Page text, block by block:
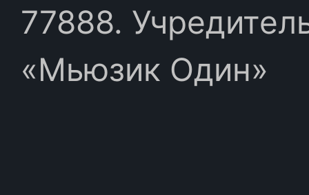
77888.
«Мьюзик Один»